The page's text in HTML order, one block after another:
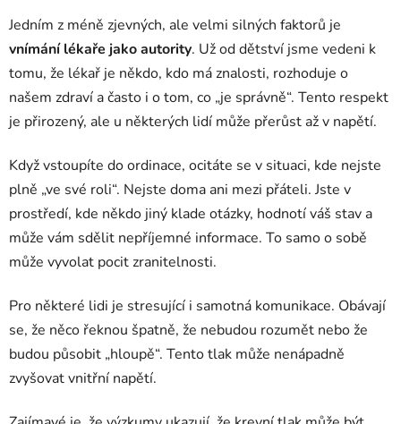
Jedním z méně zjevných, ale velmi silných faktorů je
vnímání lékaře jako autority. Už od dětství jsme vedeni k
tomu, že lékař je někdo, kdo má znalosti, rozhoduje o
našem zdraví a často i o tom, co „je správně“. Tento respekt
je přirozený, ale u některých lidí může přerůst až v napětí.
Když vstoupíte do ordinace, ocitáte se v situaci, kde nejste
plně „ve své roli“. Nejste doma ani mezi přáteli. Jste v
prostředí, kde někdo jiný klade otázky, hodnotí váš stav a
může vám sdělit nepříjemné informace. To samo o sobě
může vyvolat pocit zranitelnosti.
Pro některé lidi je stresující i samotná komunikace. Obávají
se, že něco řeknou špatně, že nebudou rozumět nebo že
budou působit „hloupě“. Tento tlak může nenápadně
zvyšovat vnitřní napětí.